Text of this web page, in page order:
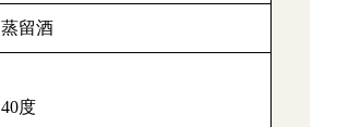
蒸留酒
40度